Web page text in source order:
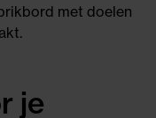
met doelen
je